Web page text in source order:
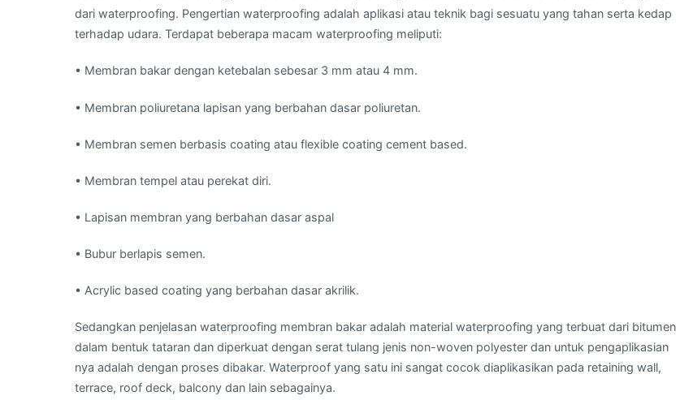
dari waterproofing. Pengertian waterproofing adalah aplikasi atau teknik bagi sesuatu yang tahan serta kedap
terhadap udara. Terdapat beberapa macam waterproofing meliputi:
• Membran bakar dengan ketebalan sebesar 3 mm atau 4 mm.
• Membran poliuretana lapisan yang berbahan dasar poliuretan.
• Membran semen berbasis coating atau flexible coating cement based.
• Membran tempel atau perekat diri.
• Lapisan membran yang berbahan dasar aspal
• Bubur berlapis semen.
• Acrylic based coating yang berbahan dasar akrilik.
Sedangkan penjelasan waterproofing membran bakar adalah material waterproofing yang terbuat dari bitumen
dalam bentuk tataran dan diperkuat dengan serat tulang jenis non-woven polyester dan untuk pengaplikasian
nya adalah dengan proses dibakar. Waterproof yang satu ini sangat cocok diaplikasikan pada retaining wall,
terrace, roof deck, balcony dan lain sebagainya.